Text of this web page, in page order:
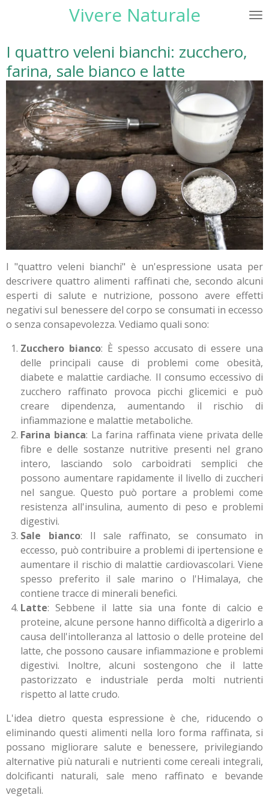
principale
Vivere Naturale
I quattro veleni bianchi: zucchero,
farina, sale bianco e latte
I "quattro veleni bianchi" è un'espressione usata per
descrivere quattro alimenti raffinati che, secondo alcuni
esperti di salute e nutrizione, possono avere effetti
negativi sul benessere del corpo se consumati in eccesso
o senza consapevolezza. Vediamo quali sono:
Zucchero bianco: È spesso accusato di essere una
delle principali cause di problemi come obesità,
diabete e malattie cardiache. Il consumo eccessivo di
zucchero raffinato provoca picchi glicemici e può
creare dipendenza, aumentando il rischio di
infiammazione e malattie metaboliche.
Farina bianca: La farina raffinata viene privata delle
fibre e delle sostanze nutritive presenti nel grano
intero, lasciando solo carboidrati semplici che
possono aumentare rapidamente il livello di zuccheri
nel sangue. Questo può portare a problemi come
resistenza all'insulina, aumento di peso e problemi
digestivi.
Sale bianco: Il sale raffinato, se consumato in
eccesso, può contribuire a problemi di ipertensione e
aumentare il rischio di malattie cardiovascolari. Viene
spesso preferito il sale marino o l'Himalaya, che
contiene tracce di minerali benefici.
Latte: Sebbene il latte sia una fonte di calcio e
proteine, alcune persone hanno difficoltà a digerirlo a
causa dell'intolleranza al lattosio o delle proteine del
latte, che possono causare infiammazione e problemi
digestivi. Inoltre, alcuni sostengono che il latte
pastorizzato e industriale perda molti nutrienti
rispetto al latte crudo.
L'idea dietro questa espressione è che, riducendo o
eliminando questi alimenti nella loro forma raffinata, si
possano migliorare salute e benessere, privilegiando
alternative più naturali e nutrienti come cereali integrali,
dolcificanti naturali, sale meno raffinato e bevande
vegetali.